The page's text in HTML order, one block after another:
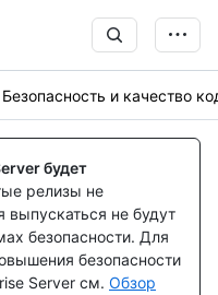
Безопасность и качество
будет
релизы не
не будут
безопасности. Для
безопасности
Server см. Обзор